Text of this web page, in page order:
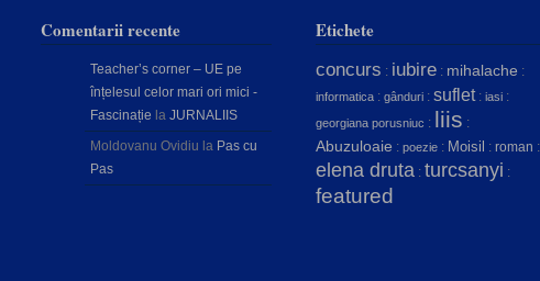
Comentarii recente
Teacher’s corner – UE pe
înțelesul celor mari ori mici -
Fascinație la JURNALIIS
Moldovanu Ovidiu la Pas cu
Pas
Etichete
concurs : iubire : mihalache :
informatica : gânduri : suflet: iasi :
georgiana porusniuc : liis :
Abuzuloaie : poezie : Moisil : roman :
elena druta : turcsanyi :
featured